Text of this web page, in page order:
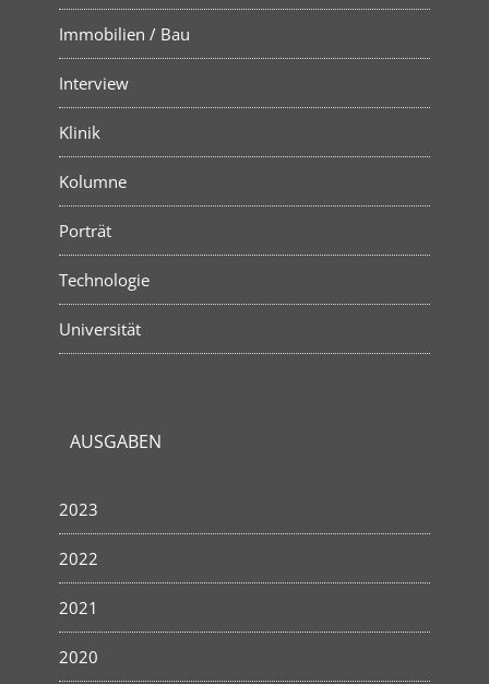
Immobilien / Bau
Interview
Klinik
Kolumne
Porträt
Technologie
Universität
AUSGABEN
2023
2022
2021
2020